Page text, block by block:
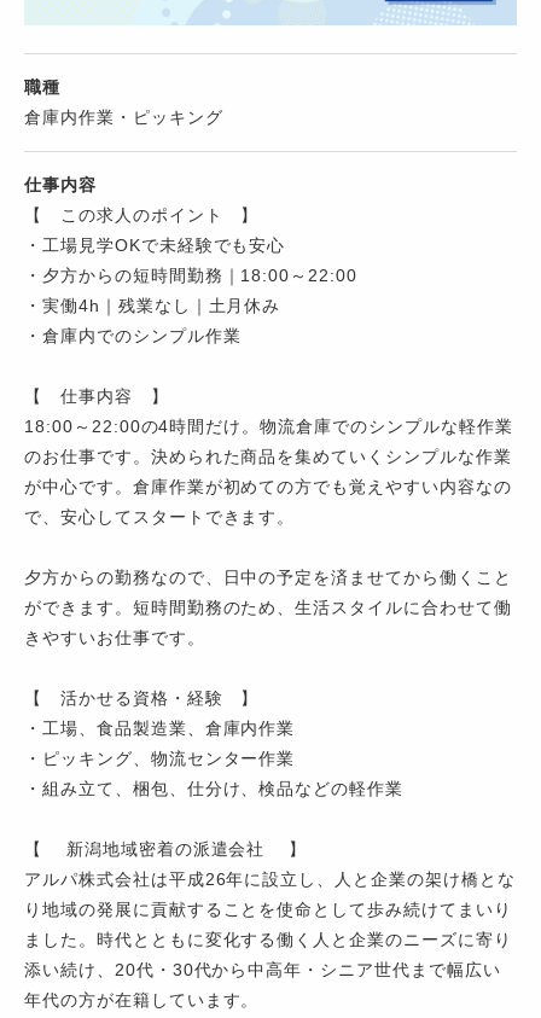
職種
倉庫内作業・ピッキング
仕事内容
【 この求人のポイント 】
・工場見学OKで未経験でも安心
・夕方からの短時間勤務｜18:00～22:00
・実働4h｜残業なし｜土月休み
・倉庫内でのシンプル作業
【 仕事内容 】
18:00～22:00の4時間だけ。物流倉庫でのシンプルな軽作業
のお仕事です。決められた商品を集めていくシンプルな作業
が中心です。倉庫作業が初めての方でも覚えやすい内容なの
で、安心してスタートできます。
夕方からの勤務なので、日中の予定を済ませてから働くこと
ができます。短時間勤務のため、生活スタイルに合わせて働
きやすいお仕事です。
【 活かせる資格・経験 】
・工場、食品製造業、倉庫内作業
・ピッキング、物流センター作業
・組み立て、梱包、仕分け、検品などの軽作業
【 新潟地域密着の派遣会社 】
アルパ株式会社は平成26年に設立し、人と企業の架け橋とな
り地域の発展に貢献することを使命として歩み続けてまいり
ました。時代とともに変化する働く人と企業のニーズに寄り
添い続け、20代・30代から中高年・シニア世代まで幅広い
年代の方が在籍しています。